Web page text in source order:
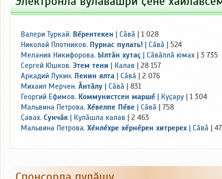
Валери Туркай. Вĕрентекен | Сăвă | 1 028
Николай Плотников. Пурнас пулать! | Сăвă | 524
Мелания Никифорова. Ылтăн хутаç | Сăвăллă юмах | 3 735
Сергей Юшков. Этем тени | Калав | 28 157
Аркадий Лукин. Ленин ялта | Сăвă | 2 076
Михаил Мерчен. Ăнтăлу | Сăвă | 831
Георгий Ефимов. Коммунистсен маршĕ | Куçару | 1 304
Мальвина Петрова. Хĕвелпе Пĕве | Сăвă | 758
Ҫавах. Сунчăк | Кулăшла калав | 2 463
Мальвина Петрова. Хĕнлĕхре хĕрнĕрен хитререх | Сăвă |